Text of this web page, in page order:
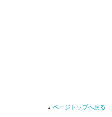
ページトップへ戻る